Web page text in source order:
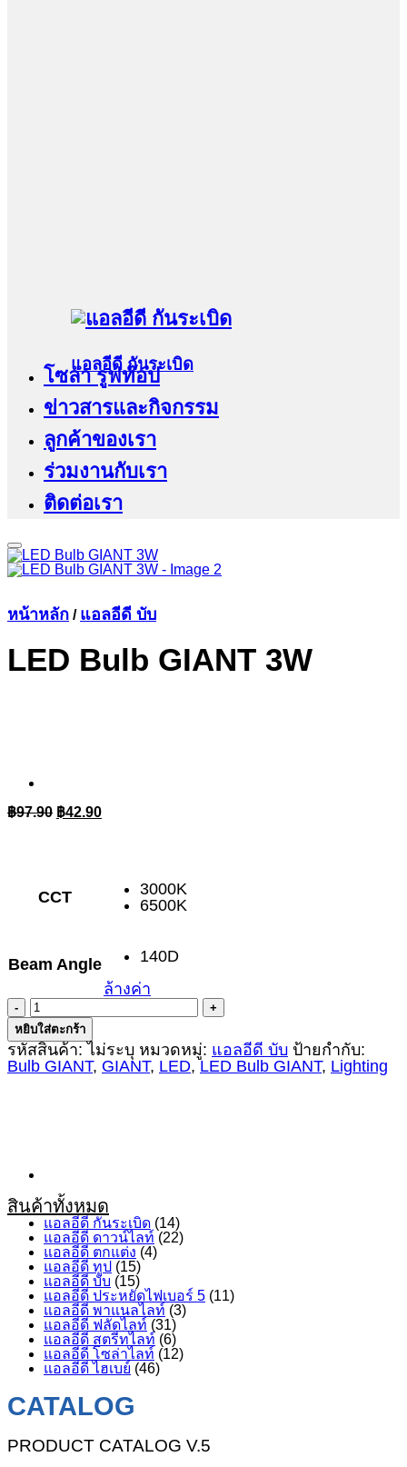
แอลอีดี กันระเบิด
โซล่า รูฟท๊อป
ข่าวสารและกิจกรรม
ลูกค้าของเรา
ร่วมงานกับเรา
ติดต่อเรา
หน้าหลัก / แอลอีดี บับ
LED Bulb GIANT 3W
฿97.90 Original
฿42.90Current
CCT
3000K
6500K
Beam Angle
140D
ล้างค่า
จำนวน
LED
Bulb
GIANT
3W
หยิบใส่ตะกร้า
รหัสสินค้า:ไม่ระบุ หมวดหมู่: แอลอีดี บับ ป้ายกำกับ:
Bulb GIANT, GIANT, LED,LED Bulb GIANT, Lighting
สินค้าทั้งหมด
แอลอีดี กันระเบิด (14)
แอลอีดี ดาวน์ไลท์ (22)
แอลอีดี ตกแต่ง (4)
แอลอีดี ทูป (15)
แอลอีดี บับ (15)
แอลอีดี ประหยัดไฟเบอร์ 5 (11)
แอลอีดี พาแนลไลท์ (3)
แอลอีดี ฟลัดไลท์ (31)
แอลอีดี สตรีทไลท์ (6)
แอลอีดี โซล่าไลท์ (12)
แอลอีดี ไฮเบย์ (46)
CATALOG
PRODUCT CATALOG V.5